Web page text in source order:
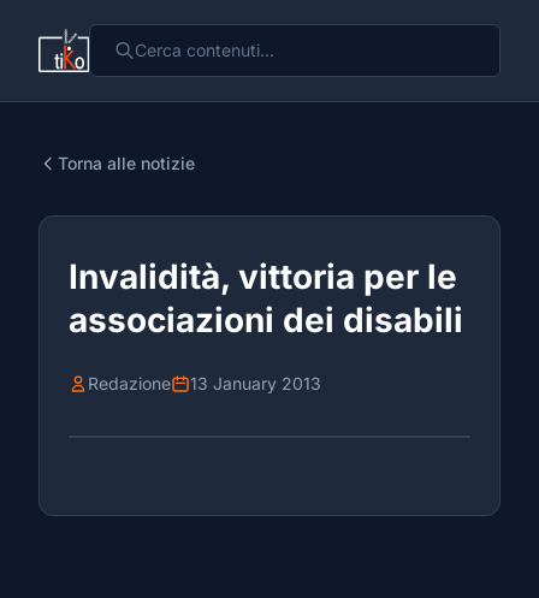
Torna alle notizie
Invalidità, vittoria per le
associazioni dei disabili
Redazione 13 January 2013